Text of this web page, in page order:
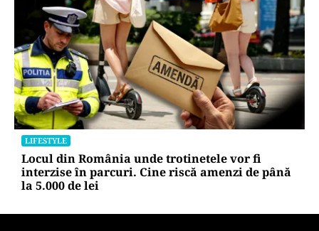
LIFESTYLE
Locul din România unde trotinetele vor fi
interzise în parcuri. Cine riscă amenzi de până
la 5.000 de lei